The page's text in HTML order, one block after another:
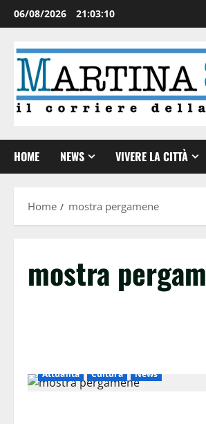
06/08/2026 21:03:11
HOME NEWS VIVERE LA CITTÀ
Home mostra pergamene
mostra
Attualità Cultura News